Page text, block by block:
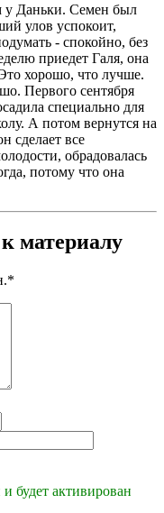
у Даньки. Семен был
улов успокоит,
- спокойно, без
приедет Галя, она
хорошо, что лучше.
Первого сентября
специально для
А потом вернутся на
сделает все
обрадовалась
потому что она
материалу
*
будет активирован